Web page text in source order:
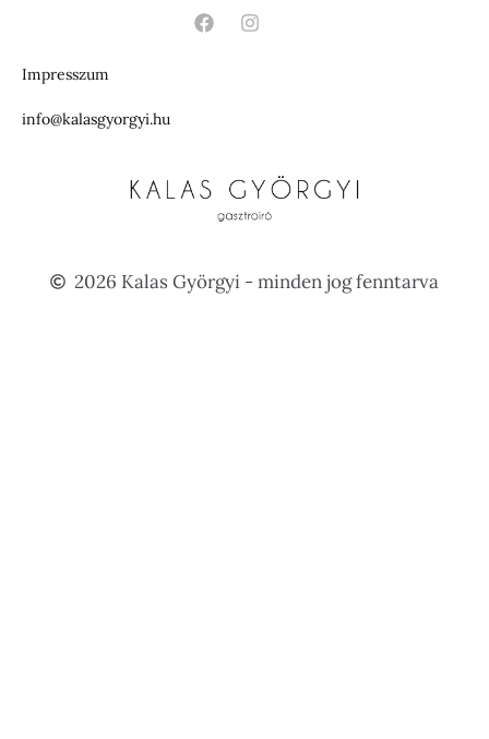
Impresszum
info@kalasgyorgyi.hu
2026 Kalas Györgyi - minden jog fenntarva